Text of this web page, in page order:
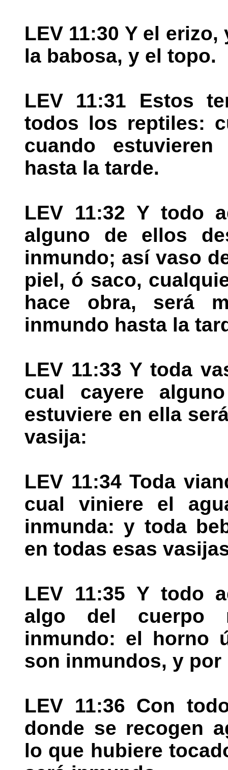
LEV 11:30 Y el
la babosa, y el topo.
LEV 11:31 Estos
todos los reptiles:
cuando
hasta la tarde.
LEV 11:32 Y todo
alguno de ellos
inmundo; así vaso
piel, ó saco,
hace obra, será
inmundo hasta la
LEV 11:33 Y toda
cual cayere
estuviere en ella
vasija:
LEV 11:34 Toda
cual viniere el
inmunda: y toda
en todas esas
LEV 11:35 Y todo
algo del cuerpo
inmundo: el horno
son inmundos, y
LEV 11:36 Con
donde se recogen
lo que hubiere